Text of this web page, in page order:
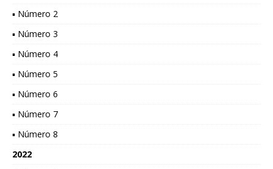
▪ Número 2
▪ Número 3
▪ Número 4
▪ Número 5
▪ Número 6
▪ Número 7
▪ Número 8
2022